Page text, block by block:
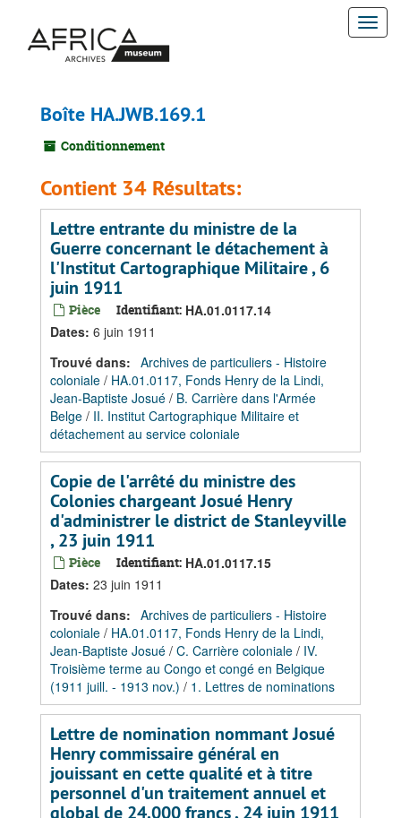
contenu
Boîte HA.JWB.169.1
Conditionnement
Contient 34 Résultats:
Lettre entrante du ministre de la
Guerre concernant le détachement à
l'Institut Cartographique Militaire , 6
juin 1911
Pièce Identifiant: HA.01.0117.14
Dates: 6 juin 1911
Trouvé dans: Archives de particuliers - Histoire
coloniale / HA.01.0117, Fonds Henry de la Lindi,
Jean-Baptiste Josué / B. Carrière dans l'Armée
Belge / II. Institut Cartographique Militaire et
détachement au service coloniale
Copie de l'arrêté du ministre des
Colonies chargeant Josué Henry
d'administrer le district de Stanleyville
, 23 juin 1911
Pièce Identifiant: HA.01.0117.15
Dates: 23 juin 1911
Trouvé dans: Archives de particuliers - Histoire
coloniale / HA.01.0117, Fonds Henry de la Lindi,
Jean-Baptiste Josué / C. Carrière coloniale / IV.
Troisième terme au Congo et congé en Belgique
(1911 juill. - 1913 nov.) / 1. Lettres de nominations
Lettre de nomination nommant Josué
Henry commissaire général en
jouissant en cette qualité et à titre
personnel d'un traitement annuel et
global de 24.000 francs , 24 juin 1911